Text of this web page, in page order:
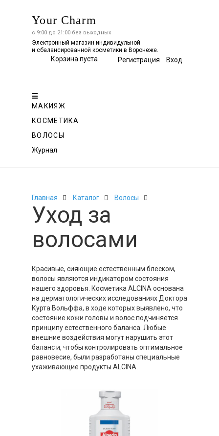
Your Charm
с 9:00 до 21:00 без выходных
Электронный магазин индивидульной
и сбалансированной косметики в Воронеже.
Корзина пуста Регистрация Вход
Весь
каталог
МАКИЯЖ
КОСМЕТИКА
ВОЛОСЫ
Журнал
Главная Каталог Волосы
Уход за
волосами
Красивые, сияющие естественным блеском,
волосы являются индикатором состояния
нашего здоровья. Косметика ALCINA основана
на дерматологических исследованиях Доктора
Курта Вольффа, в ходе которых выявлено, что
состояние кожи головы и волос подчиняется
принципу естественного баланса. Любые
внешние воздействия могут нарушить этот
баланс и, чтобы контролировать оптимальное
равновесие, были разработаны специальные
ухаживающие продукты ALCINA.